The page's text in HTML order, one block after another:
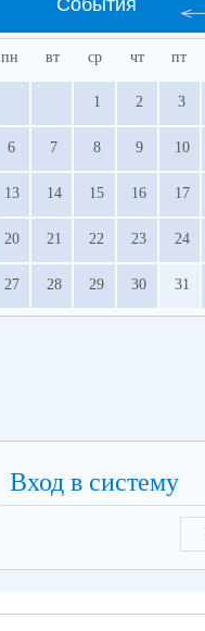
События
пн вт ср чт пт
1 2 3
6 7 8 9 10
13 14 15 16 17
20 21 22 23 24
27 28 29 30 31
Вход в систему